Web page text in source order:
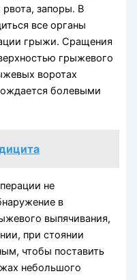
запоры. В
все органы
грыжи. Сращения
грыжевого
воротах
болевыми
не
в
выпячивания,
при стоянии
чтобы поставить
небольшого